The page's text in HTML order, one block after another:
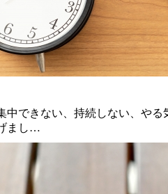
できない、持続しない、や
まし…